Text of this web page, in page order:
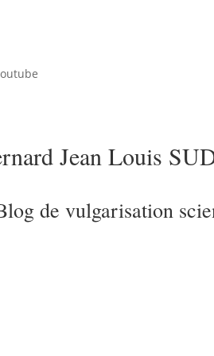
Jean Louis
de vulgarisation